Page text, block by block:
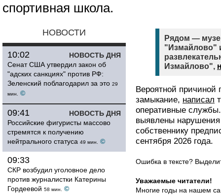
спортивная школа.
НОВОСТИ
НОВОСТЬ ДНЯ
10:02
Сенат США утвердил закон об
"адских санкциях" против РФ:
Зеленский поблагодарил за это 29
мин.
©
НОВОСТЬ ДНЯ
09:41
Российские фигуристы массово
стремятся к получению
нейтрального статуса 49 мин. ©
09:33
СКР возбудил уголовное дело
против журналистки Катерины
Гордеевой 58 мин. ©
Рядом —
"Измайлово"
Измайлово",
Вероятной причиной
замыкание, написал
оперативные
выявлены нарушения
собственнику
сентября 2026 года.
Ошибка в тексте?
Уважаемые читатели!
Многие годы на нашем